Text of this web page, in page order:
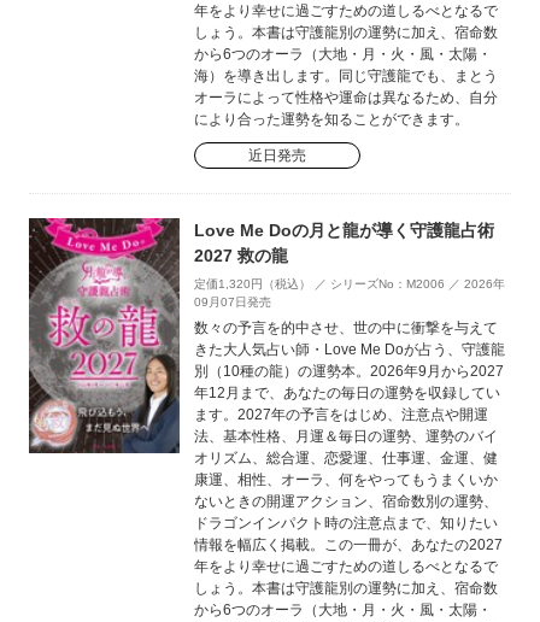
年をより幸せに過ごすための道しるべとなるで
しょう。本書は守護龍別の運勢に加え、宿命数
から6つのオーラ（大地・月・火・風・太陽・
海）を導き出します。同じ守護龍でも、まとう
オーラによって性格や運命は異なるため、自分
により合った運勢を知ることができます。
近日発売
Love Me Doの月と龍が導く守護龍占術
2027 救の龍
定価1,320円（税込） ／ シリーズNo：M2006 ／ 2026年
09月07日発売
数々の予言を的中させ、世の中に衝撃を与えて
きた大人気占い師・Love Me Doが占う、守護龍
別（10種の龍）の運勢本。2026年9月から2027
年12月まで、あなたの毎日の運勢を収録してい
ます。2027年の予言をはじめ、注意点や開運
法、基本性格、月運＆毎日の運勢、運勢のバイ
オリズム、総合運、恋愛運、仕事運、金運、健
康運、相性、オーラ、何をやってもうまくいか
ないときの開運アクション、宿命数別の運勢、
ドラゴンインパクト時の注意点まで、知りたい
情報を幅広く掲載。この一冊が、あなたの2027
年をより幸せに過ごすための道しるべとなるで
しょう。本書は守護龍別の運勢に加え、宿命数
から6つのオーラ（大地・月・火・風・太陽・